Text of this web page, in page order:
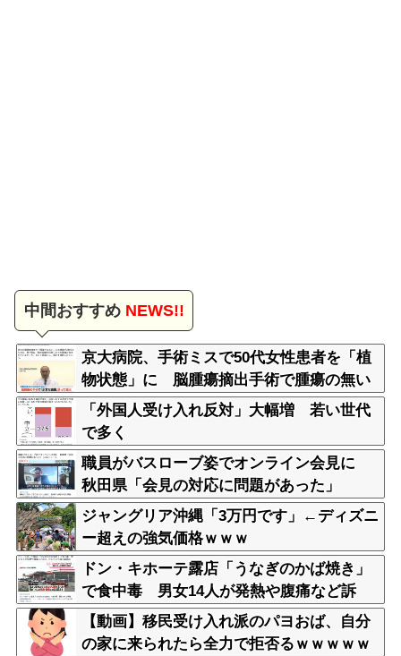
中間おすすめNEWS!!
京大病院、手術ミスで50代女性患者を「植
物状態」に 脳腫瘍摘出手術で腫瘍の無い
部位を摘出してしまう
「外国人受け入れ反対」大幅増 若い世代
で多く
職員がバスローブ姿でオンライン会見に
秋田県「会見の対応に問題があった」
ジャングリア沖縄「3万円です」←ディズニ
ー超えの強気価格ｗｗｗ
ドン・キホーテ露店「うなぎのかば焼き」
で食中毒 男女14人が発熱や腹痛など訴
え…サルモネラ属の菌検出
【動画】移民受け入れ派のパヨおば、自分
の家に来られたら全力で拒否るｗｗｗｗｗ